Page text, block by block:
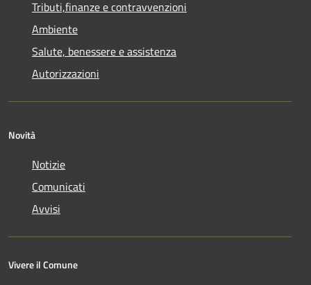
Tributi,finanze e contravvenzioni
Ambiente
Salute, benessere e assistenza
Autorizzazioni
Novità
Notizie
Comunicati
Avvisi
Vivere il Comune